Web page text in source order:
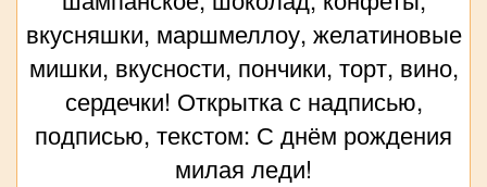
вкусняшки, маршмеллоу, желатиновые
мишки, вкусности, пончики, торт, вино,
сердечки! Открытка с надписью,
подписью, текстом: С днём рождения
милая леди!